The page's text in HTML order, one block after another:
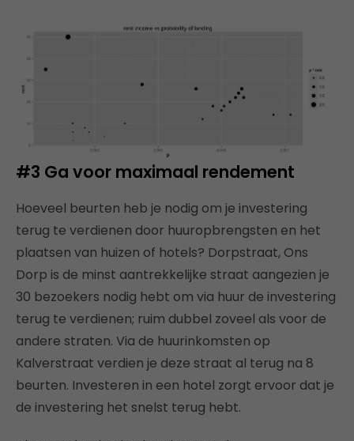
#3 Ga voor maximaal rendement
Hoeveel beurten heb je nodig om je investering
terug te verdienen door huuropbrengsten en het
plaatsen van huizen of hotels? Dorpstraat, Ons
Dorp is de minst aantrekkelijke straat aangezien je
30 bezoekers nodig hebt om via huur de investering
terug te verdienen; ruim dubbel zoveel als voor de
andere straten. Via de huurinkomsten op
Kalverstraat verdien je deze straat al terug na 8
beurten. Investeren in een hotel zorgt ervoor dat je
de investering het snelst terug hebt.